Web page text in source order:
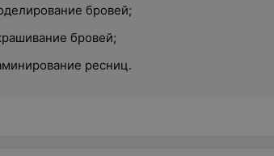
бровей;
бровей;
ресниц.